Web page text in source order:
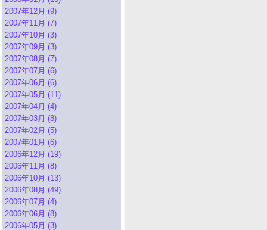
2007年12月 (9)
2007年11月 (7)
2007年10月 (3)
2007年09月 (3)
2007年08月 (7)
2007年07月 (6)
2007年06月 (6)
2007年05月 (11)
2007年04月 (4)
2007年03月 (8)
2007年02月 (5)
2007年01月 (6)
2006年12月 (19)
2006年11月 (8)
2006年10月 (13)
2006年08月 (49)
2006年07月 (4)
2006年06月 (8)
2006年05月 (3)